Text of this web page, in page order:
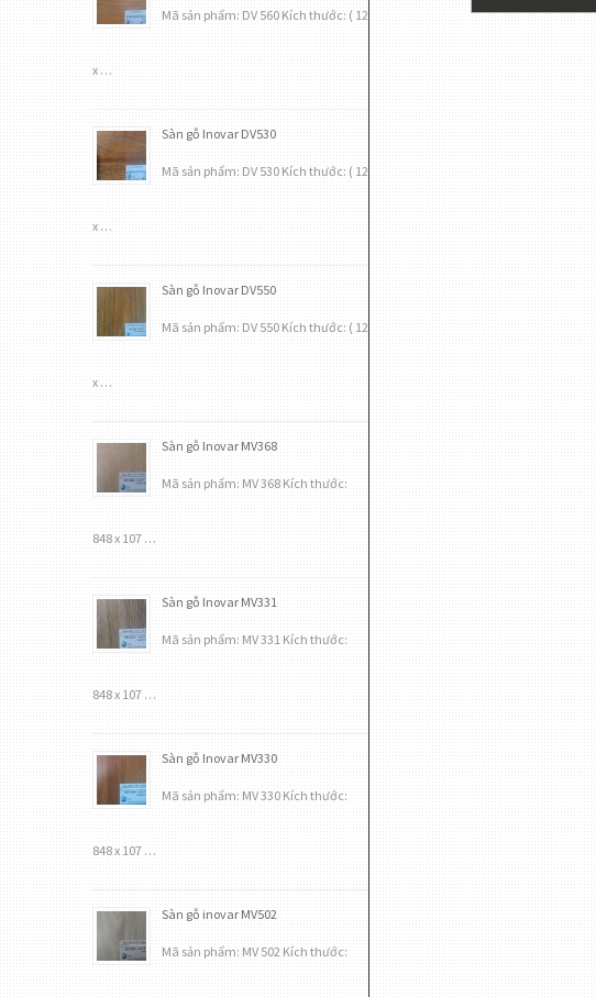
Mã sản phẩm: DV 560 Kích thước: ( 12
x …
Sàn gỗ Inovar DV530
Mã sản phẩm: DV 530 Kích thước: ( 12
x …
Sàn gỗ Inovar DV550
Mã sản phẩm: DV 550 Kích thước: ( 12
x …
Sàn gỗ Inovar MV368
Mã sản phẩm: MV 368 Kích thước:
848 x 107 …
Sàn gỗ Inovar MV331
Mã sản phẩm: MV 331 Kích thước:
848 x 107 …
Sàn gỗ Inovar MV330
Mã sản phẩm: MV 330 Kích thước:
848 x 107 …
Sàn gỗ inovar MV502
Mã sản phẩm: MV 502 Kích thước: